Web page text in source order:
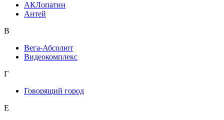
АКЛопатин
Антей
В
Вега-Абсолют
Видеокомплекс
Г
Говорящий город
Е